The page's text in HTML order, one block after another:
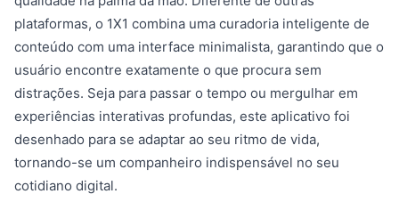
plataformas, o 1X1 combina uma curadoria inteligente de
conteúdo com uma interface minimalista, garantindo que o
usuário encontre exatamente o que procura sem
distrações. Seja para passar o tempo ou mergulhar em
experiências interativas profundas, este aplicativo foi
desenhado para se adaptar ao seu ritmo de vida,
tornando-se um companheiro indispensável no seu
cotidiano digital.